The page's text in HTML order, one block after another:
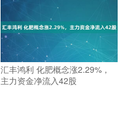
汇丰鸿利 化肥概念涨2.29%，
主力资金净流入42股